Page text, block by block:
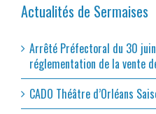
Actualités de Sermaises
Arrêté Préfectoral du 30
réglementation de la vente
CADO Théâtre d’Orléans